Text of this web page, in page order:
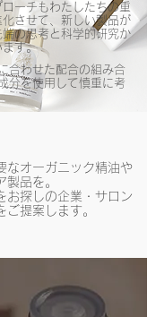
ーチもわたしたちの重
させて、新しい製品が
の思考と科学的研究か
ます。
合わせた配合の組み合
分を使用して慎重に考
なオーガニック精油や
製品を。
お探しの企業・サロン
提案します。